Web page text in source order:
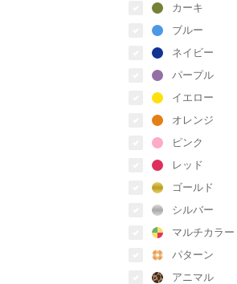
カーキ
ブルー
ネイビー
パープル
イエロー
オレンジ
ピンク
レッド
ゴールド
シルバー
マルチカラー
パターン
アニマル